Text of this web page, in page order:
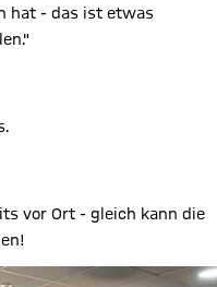
hat - das ist etwas
vor Ort - gleich kann die